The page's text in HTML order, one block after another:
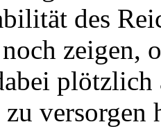
des
zeigen,
versorgen